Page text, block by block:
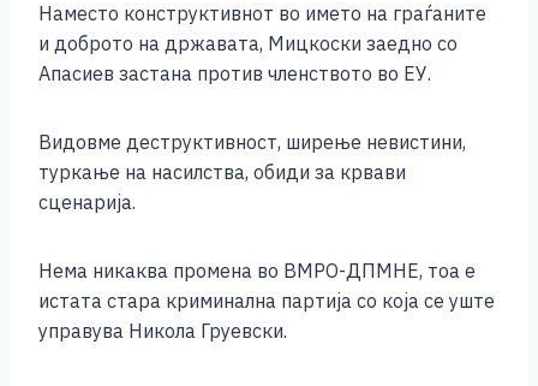
o
k
er p k
Наместо конструктивнот во името на граѓаните
и доброто на државата, Мицкоски заедно со
Апасиев застана против членството во ЕУ.
Видовме деструктивност, ширење невистини,
туркање на насилства, обиди за крвави
сценарија.
Нема никаква промена во ВМРО-ДПМНЕ, тоа е
истата стара криминална партија со која се уште
управува Никола Груевски.